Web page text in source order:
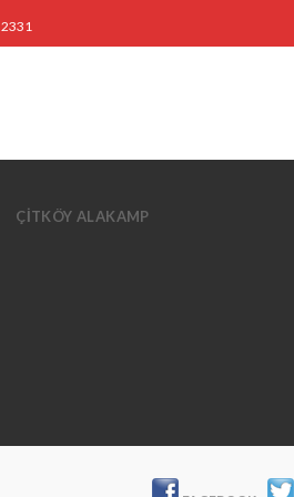
2331
ÇİTKÖY ALAKAMP